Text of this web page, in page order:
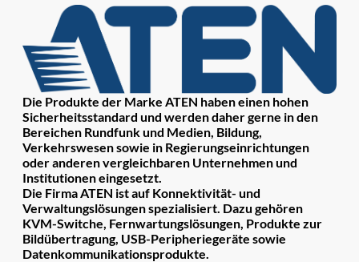
Die Produkte der Marke ATEN haben einen hohen
Sicherheitsstandard und werden daher gerne in den
Bereichen Rundfunk und Medien, Bildung,
Verkehrswesen sowie in Regierungseinrichtungen
oder anderen vergleichbaren Unternehmen und
Institutionen eingesetzt.
Die Firma ATEN ist auf Konnektivität- und
Verwaltungslösungen spezialisiert. Dazu gehören
KVM-Switche, Fernwartungslösungen, Produkte zur
Bildübertragung, USB-Peripheriegeräte sowie
Datenkommunikationsprodukte.